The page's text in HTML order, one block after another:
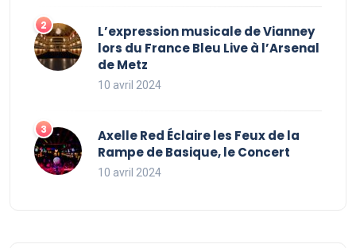
L’expression musicale de Vianney
lors du France Bleu Live à l’Arsenal
de Metz
10 avril 2024
Axelle Red Éclaire les Feux de la
Rampe de Basique, le Concert
10 avril 2024